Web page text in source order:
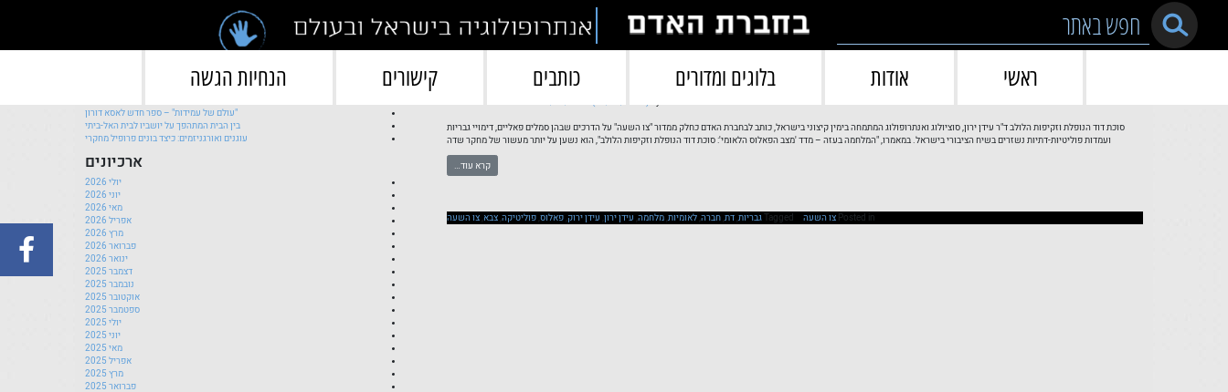
Skip to content
ראשי אודות בלוגים ומדורים כותבים קישורים הנחיות הגשה
תגית:עידן ירוק
המלחמה בעזה – מדד "מצב הפאלוס הלאומי"
סוכת דוד הנופלת וזקיפות הלולב ד"ר עידן ירון, סוציולוג ואנתרופולוג המתמחה בימין קיצוני בישראל, כותב לבחברת האדם כחלק ממדור "צו השעה" על הדרכים שבהן סמלים פאליים, דימויי גבריות
ועמדות פוליטיות-דתיות נשזרים בשיח הציבורי בישראל. במאמרו, "המלחמה בעזה – מדד 'מצב הפאלוס הלאומי': סוכת דוד הנופלת וזקיפות הלולב", הוא נשען על יותר מעשור של מחקר שדה
קרא עוד…
Posted in צו השעה Taggedגבריות דת חברה לאומיות מלחמה עידן ירון עידן ירוק פאלוס פוליטיקה צבא צו השעה
פוסטים אחרונים
השקת ספר חדש לחן משגב וגילי הרטל
"עולם של עמידות" – ספר חדש לאסא דורון
בין הבית המתהפך על יושביו לבית האל-ביתי
עוגנים ואורגניזמים: כיצד בונים פרופיל מחקרי
ארכיונים
יולי 2026
יוני 2026
מאי 2026
אפריל 2026
מרץ 2026
פברואר 2026
ינואר 2026
דצמבר 2025
נובמבר 2025
אוקטובר 2025
ספטמבר 2025
יולי 2025
יוני 2025
מאי 2025
אפריל 2025
מרץ 2025
פברואר 2025